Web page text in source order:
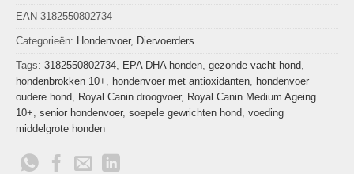
EAN 3182550802734
Categorieën: Hondenvoer, Diervoerders
Tags: 3182550802734 EPA DHA honden gezonde vacht hond
hondenbrokken 10+
hondenvoer met antioxidanten hondenvoer
oudere hond Royal Canin droogvoer, Royal Canin Medium Ageing
10+ senior hondenvoer, soepele gewrichten hond voeding
middelgrote honden